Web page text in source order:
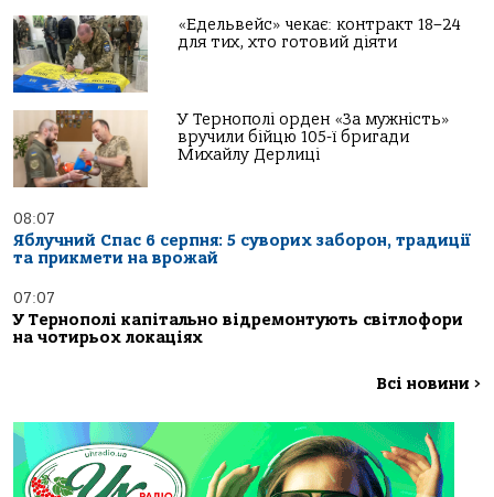
«Едельвейс» чекає: контракт 18–24
для тих, хто готовий діяти
У Тернополі орден «За мужність»
вручили бійцю 105-ї бригади
Михайлу Дерлиці
08:07
Яблучний Спас 6 серпня: 5 суворих заборон, традиції
та прикмети на врожай
07:07
У Тернополі капітально відремонтують світлофори
на чотирьох локаціях
Всі новини >